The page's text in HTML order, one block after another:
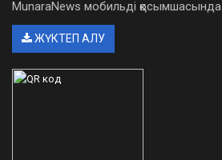
MunaraNews мобильді қосымшасында
ЖҮКТЕП АЛУ